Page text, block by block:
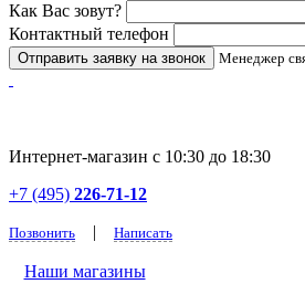
Как Вас зовут?
Контактный телефон
Менеджер
Интернет-магазин с 10:30 до 18:30
+7 (495) 226-71-12
Позвонить | Написать
Наши магазины